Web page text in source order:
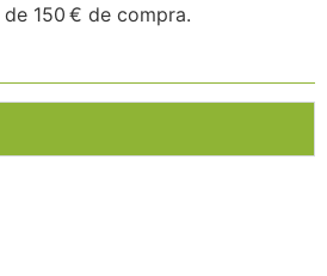
150 € de compra.